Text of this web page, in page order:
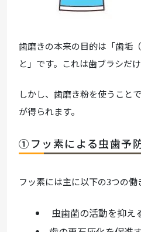
歯磨きの本来の目的は「歯垢
と」です。これは歯ブラシだ
しかし、歯磨き粉を使うこと
が得られます。
①フッ素による虫歯予
フッ素には主に以下の3つの働
虫歯菌の活動を抑え